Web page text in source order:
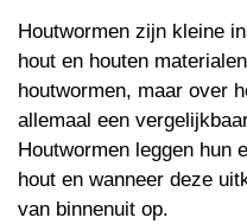
Houtwormen zijn kleine
hout en houten
houtwormen, maar over
allemaal een
Houtwormen leggen hun
hout en wanneer deze
van binnenuit op.